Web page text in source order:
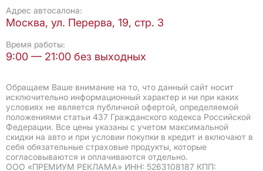
Адрес автосалона:
Москва, ул. Перерва, 19, стр. 3
Время работы:
9:00 — 21:00 без выходных
Обращаем Ваше внимание на то, что данный сайт носит
исключительно информационный характер и ни при каких
условиях не является публичной офертой, определяемой
положениями статьи 437 Гражданского кодекса Российской
Федерации. Все цены указаны с учетом максимальной
скидки на авто и при условии покупки в кредит и включают в
себя обязательные страховые продукты, которые
согласовываются и оплачиваются отдельно.
ООО «ПРЕМИУМ РЕКЛАМА» ИНН: 5263108187 КПП: